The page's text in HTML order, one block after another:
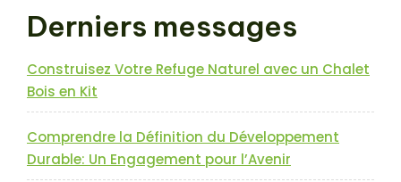
Derniers messages
Construisez Votre Refuge Naturel avec un Chalet
Bois en Kit
Comprendre la Définition du Développement
Durable: Un Engagement pour l’Avenir